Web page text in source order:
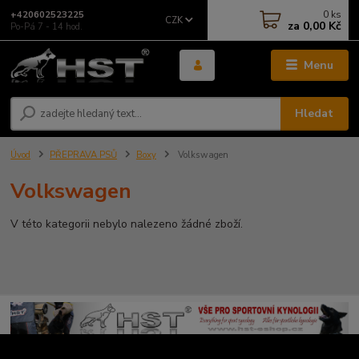
Menu
CZK
Hledat
+420602523225
Po-Pá 7 - 14 hod.
0 ks
za 0,00 Kč
Úvod PŘEPRAVA PSŮ Boxy Volkswagen
Volkswagen
V této kategorii nebylo nalezeno žádné zboží.